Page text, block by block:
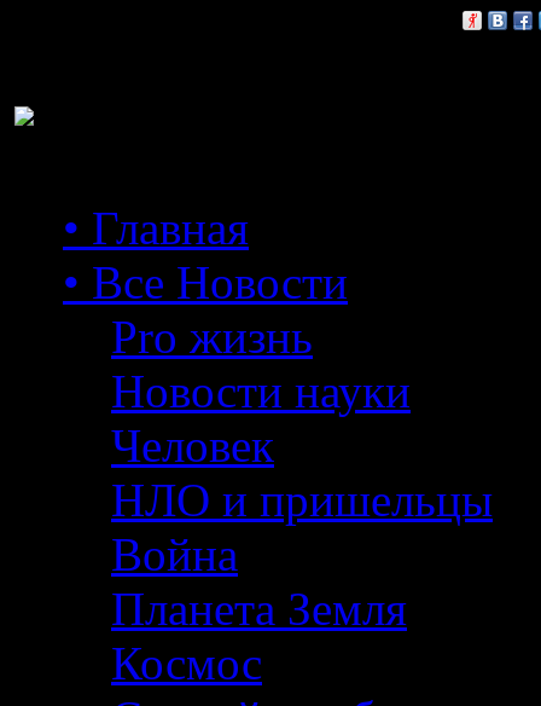
• Главная
• Все Новости
Pro жизнь
Новости науки
Человек
НЛО и пришельцы
Война
Планета Земля
Космос